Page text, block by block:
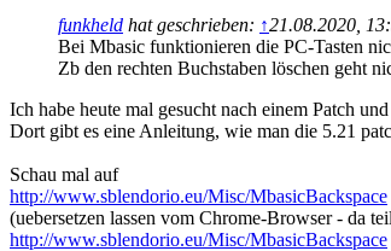
funkheld hat geschrieben: ↑21.08.2020,
Bei Mbasic funktionieren die PC-Tasten
Zb den rechten Buchstaben löschen geht
Ich habe heute mal gesucht nach einem Patch
Dort gibt es eine Anleitung, wie man die 5.21
Schau mal auf
http://www.sblendorio.eu/Misc/MbasicBackspace
(uebersetzen lassen vom Chrome-Browser - da
http://www.sblendorio.eu/Misc/MbasicBackspace